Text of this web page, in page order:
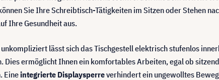
Sie Ihre Schreibtisch-Tätigkeiten im Sitzen oder Stehen
Ihre Gesundheit aus.
lässt sich das Tischgestell elektrisch stufenlos
Dies ermöglicht Ihnen ein komfortables Arbeiten, egal ob
Eineintegrierte Displaysperreverhindert ein ungewolltes